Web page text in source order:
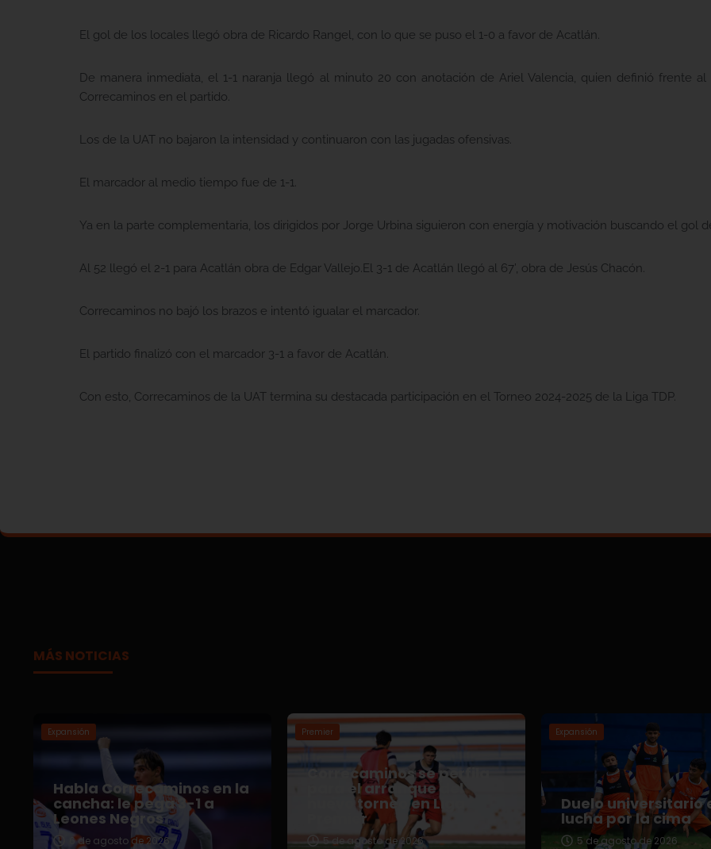
El gol de los locales llegó obra de Ricardo Rangel, con lo que se puso el 1-0 a favor de Acatlán.
De manera inmediata, el 1-1 naranja llegó al minuto 20 con anotación de Ariel Valencia, quien definió frente
Correcaminos en el partido.
Los de la UAT no bajaron la intensidad y continuaron con las jugadas ofensivas.
El marcador al medio tiempo fue de 1-1.
Ya en la parte complementaria, los dirigidos por Jorge Urbina siguieron con energía y motivación buscando el gol
Al 52 llegó el 2-1 para Acatlán obra de Edgar Vallejo.El 3-1 de Acatlán llegó al 67’, obra de Jesús Chacón.
Correcaminos no bajó los brazos e intentó igualar el marcador.
El partido finalizó con el marcador 3-1 a favor de Acatlán.
Con esto, Correcaminos de la UAT termina su destacada participación en el Torneo 2024-2025 de la Liga TDP.
MÁS NOTICIAS
Expansión
Habla Correcaminos en la
cancha: le pega 3-1 a
Leones Negros
6 de agosto de 2026
Premier
Correcaminos se perfila
para el arranque del
nuevo torneo en Liga
Premier
5 de agosto de 2026
Expansión
Duelo universitario
lucha por la cima
5 de agosto de 2026